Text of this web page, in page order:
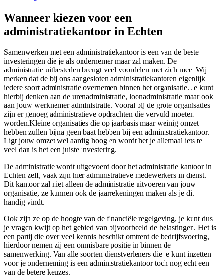
Wanneer kiezen voor een
administratiekantoor in Echten
Samenwerken met een administratiekantoor is een van de beste
investeringen die je als ondernemer maar zal maken. De
administratie uitbesteden brengt veel voordelen met zich mee. Wij
merken dat de bij ons aangesloten administratiekantoren eigenlijk
iedere soort administratie overnemen binnen het organisatie. Je kunt
hierbij denken aan de urenadministratie, loonadministratie maar ook
aan jouw werknemer administratie. Vooral bij de grote organisaties
zijn er genoeg administratieve opdrachten die vervuld moeten
worden.Kleine organisaties die op jaarbasis maar weinig omzet
hebben zullen bijna geen baat hebben bij een administratiekantoor.
Ligt jouw omzet wel aardig hoog en wordt het je allemaal iets te
veel dan is het een juiste investering.
De administratie wordt uitgevoerd door het administratie kantoor in
Echten zelf, vaak zijn hier administratieve medewerkers in dienst.
Dit kantoor zal niet alleen de administratie uitvoeren van jouw
organisatie, ze kunnen ook de jaarrekeningen maken als je dit
handig vindt.
Ook zijn ze op de hoogte van de financiële regelgeving, je kunt dus
je vragen kwijt op het gebied van bijvoorbeeld de belastingen. Het is
een partij die over veel kennis beschikt omtrent de bedrijfsvoering,
hierdoor nemen zij een onmisbare positie in binnen de
samenwerking. Van alle soorten dienstverleners die je kunt inzetten
voor je onderneming is een administratiekantoor toch nog echt een
van de betere keuzes.